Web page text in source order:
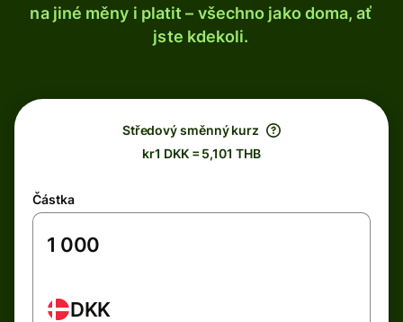
na jiné měny i platit – všechno jako doma, ať
jste kdekoli.
Středový směnný kurz
kr1 DKK = 5,101 THB
Částka
DKK